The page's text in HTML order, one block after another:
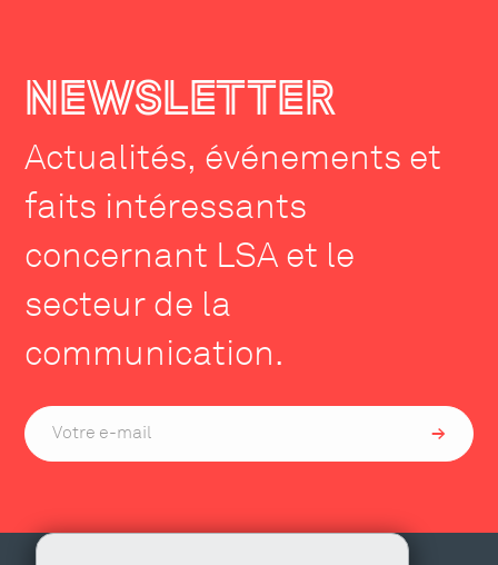
NEWSLETTER
Actualités, événements et
faits intéressants
concernant LSA et le
secteur de la
communication.